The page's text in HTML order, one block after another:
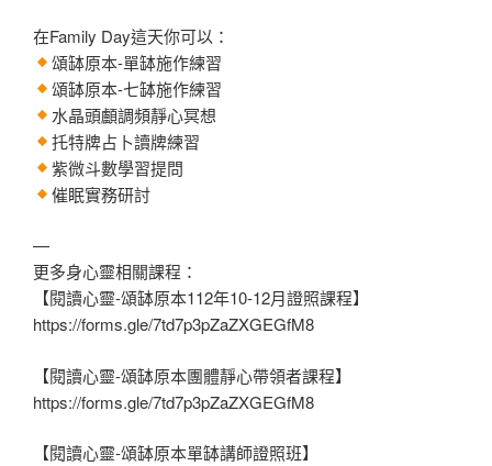
在Family Day這天你可以：
頌缽原本-單缽施作練習
頌缽原本-七缽施作練習
水晶頭顱調頻靜心冥想
托特牌占卜讀牌練習
紫微斗數學習提問
催眠實務研討
—
更多身心靈相關課程：
【閱讀心靈-頌缽原本112年10-12月證照課程】
https://forms.gle/7td7p3pZaZXGEGfM8
【閱讀心靈-頌缽原本團體靜心帶領者課程】
https://forms.gle/7td7p3pZaZXGEGfM8
【閱讀心靈-頌缽原本單缽講師證照班】